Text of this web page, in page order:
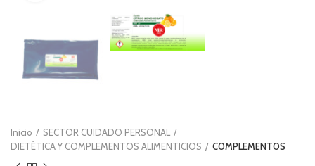
Inicio
SECTOR CUIDADO PERSONAL
DIETÉTICA Y COMPLEMENTOS ALIMENTICIOS
COMPLEMENTOS